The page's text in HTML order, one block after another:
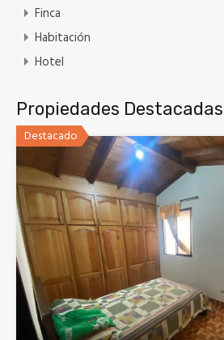
Finca
Habitación
Hotel
Propiedades Destacadas
Destacado